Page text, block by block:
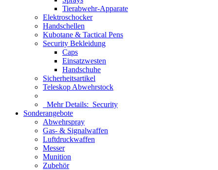
Tierabwehr-Apparate
Elektroschocker
Handschellen
Kubotane & Tactical Pens
Security Bekleidung
Caps
Einsatzwesten
Handschuhe
Sicherheitsartikel
Teleskop Abwehrstock
Mehr Details: Security
Sonderangebote
Abwehrspray
Gas- & Signalwaffen
Luftdruckwaffen
Messer
Munition
Zubehör